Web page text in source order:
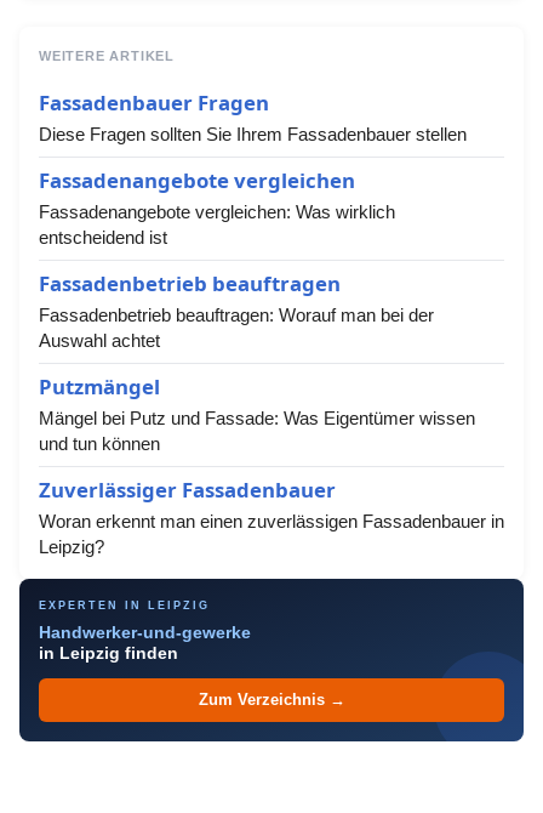
WEITERE ARTIKEL
Fassadenbauer Fragen
Diese Fragen sollten Sie Ihrem Fassadenbauer stellen
Fassadenangebote vergleichen
Fassadenangebote vergleichen: Was wirklich
entscheidend ist
Fassadenbetrieb beauftragen
Fassadenbetrieb beauftragen: Worauf man bei der
Auswahl achtet
Putzmängel
Mängel bei Putz und Fassade: Was Eigentümer wissen
und tun können
Zuverlässiger Fassadenbauer
Woran erkennt man einen zuverlässigen Fassadenbauer in
Leipzig?
EXPERTEN IN LEIPZIG
Handwerker-und-gewerke
in Leipzig finden
Zum Verzeichnis →